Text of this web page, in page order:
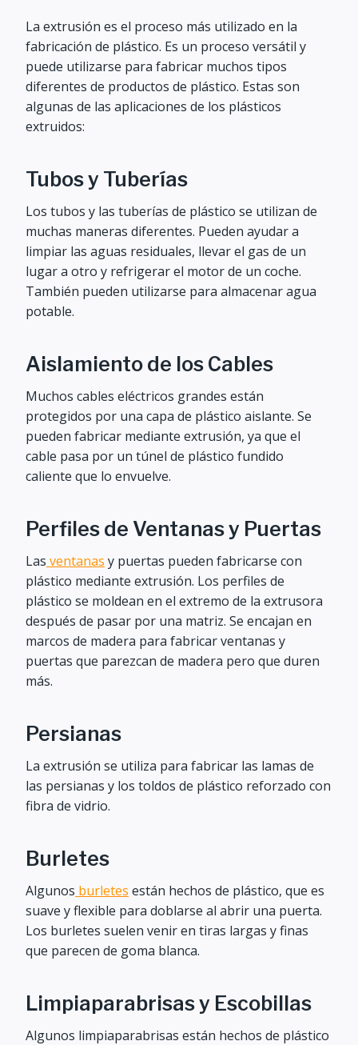
La extrusión es el proceso más utilizado en la
fabricación de plástico. Es un proceso versátil y
puede utilizarse para fabricar muchos tipos
diferentes de productos de plástico. Estas son
algunas de las aplicaciones de los plásticos
extruidos:
Tubos y Tuberías
Los tubos y las tuberías de plástico se utilizan de
muchas maneras diferentes. Pueden ayudar a
limpiar las aguas residuales, llevar el gas de un
lugar a otro y refrigerar el motor de un coche.
También pueden utilizarse para almacenar agua
potable.
Aislamiento de los Cables
Muchos cables eléctricos grandes están
protegidos por una capa de plástico aislante. Se
pueden fabricar mediante extrusión, ya que el
cable pasa por un túnel de plástico fundido
caliente que lo envuelve.
Perfiles de Ventanas y Puertas
Las ventanas y puertas pueden fabricarse con
plástico mediante extrusión. Los perfiles de
plástico se moldean en el extremo de la extrusora
después de pasar por una matriz. Se encajan en
marcos de madera para fabricar ventanas y
puertas que parezcan de madera pero que duren
más.
Persianas
La extrusión se utiliza para fabricar las lamas de
las persianas y los toldos de plástico reforzado con
fibra de vidrio.
Burletes
Algunos burletes están hechos de plástico, que es
suave y flexible para doblarse al abrir una puerta.
Los burletes suelen venir en tiras largas y finas
que parecen de goma blanca.
Limpiaparabrisas y Escobillas
Algunos limpiaparabrisas están hechos de plástico